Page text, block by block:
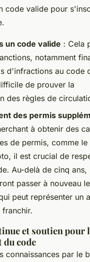
code valide pour
un code valide : Cela
notamment
d'infractions au code
de prouver la
des règles de
des permis
à obtenir des
de permis, comme
il est crucial de
Au-delà de cinq ans,
passer à nouveau
peut représenter un
et soutien pour
code
connaissances par le